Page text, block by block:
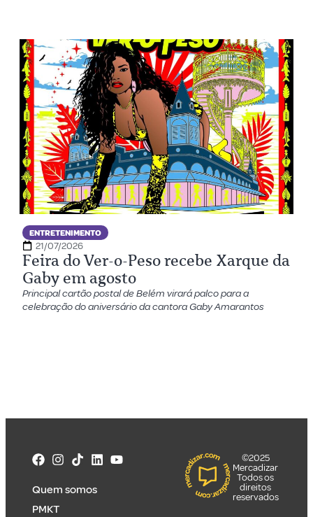
ENTRETENIMENTO
21/07/2026
Feira do Ver-o-Peso recebe Xarque da
Gaby em agosto
Principal cartão postal de Belém virará palco para a
celebração do aniversário da cantora Gaby Amarantos
Quem somos
PMKT
©2025
Mercadizar
Todos os
direitos
reservados